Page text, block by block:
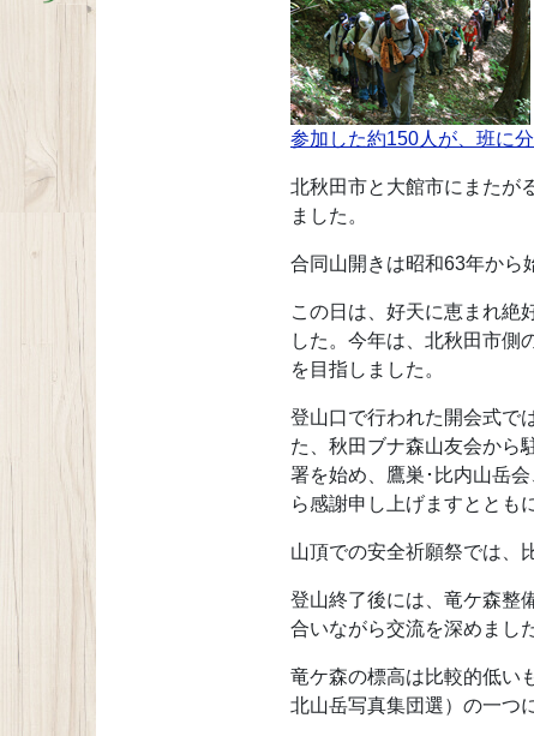
参加した約150人が、班に
北秋田市と大館市にまたが
ました。
合同山開きは昭和63年から
この日は、好天に恵まれ絶
した。今年は、北秋田市側
を目指しました。
登山口で行われた開会式で
た、秋田ブナ森山友会から
署を始め、鷹巣･比内山岳
ら感謝申し上げますととも
山頂での安全祈願祭では、
登山終了後には、竜ケ森整
合いながら交流を深めました
竜ケ森の標高は比較的低い
北山岳写真集団選）の一つ